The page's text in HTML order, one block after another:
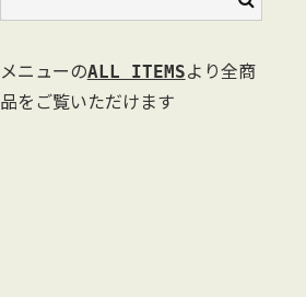
メニューのALL ITEMSより全商
品をご覧いただけます